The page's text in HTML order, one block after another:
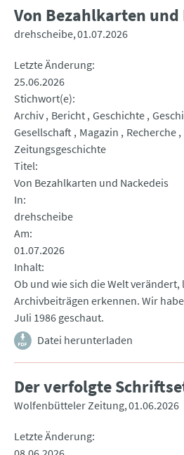
Von Bezahlkarten und
drehscheibe 01.07.2026
Letzte Änderung
25.06.2026
Stichwort(e)
Archiv Bericht Geschichte
Gesellschaft Magazin Recherche
Zeitungsgeschichte
Titel
Von Bezahlkarten und Nackedeis
In
drehscheibe
Am
01.07.2026
Inhalt
Ob und wie sich die Welt verändert,
Archivbeiträgen erkennen. Wir
Juli 1986 geschaut.
Datei herunterladen
Der verfolgte
Wolfenbütteler Zeitung 01.06.2026
Letzte Änderung